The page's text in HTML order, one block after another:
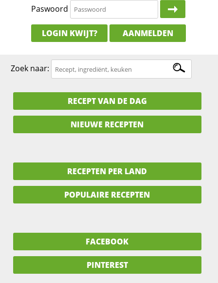
Paswoord
LOGIN KWIJT? AANMELDEN
Zoek naar:
RECEPT VAN DE DAG
NIEUWE RECEPTEN
RECEPTEN PER LAND
POPULAIRE RECEPTEN
FACEBOOK
PINTEREST